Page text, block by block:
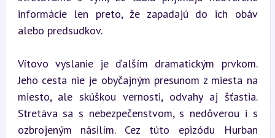
informácie len preto, že zapadajú do ich obáv
alebo predsudkov.
Vítovo vyslanie je ďalším dramatickým prvkom.
Jeho cesta nie je obyčajným presunom z miesta na
miesto, ale skúškou vernosti, odvahy aj šťastia.
Stretáva sa s nebezpečenstvom, s nedôverou i s
ozbrojeným násilím. Cez túto epizódu Hurban